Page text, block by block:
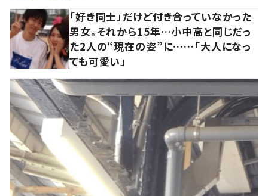
「好き同士」だけど付き合っていなかった
男女。それから15年…小中高と同じだっ
た2人の“現在の姿”に……「大人になっ
ても可愛い」